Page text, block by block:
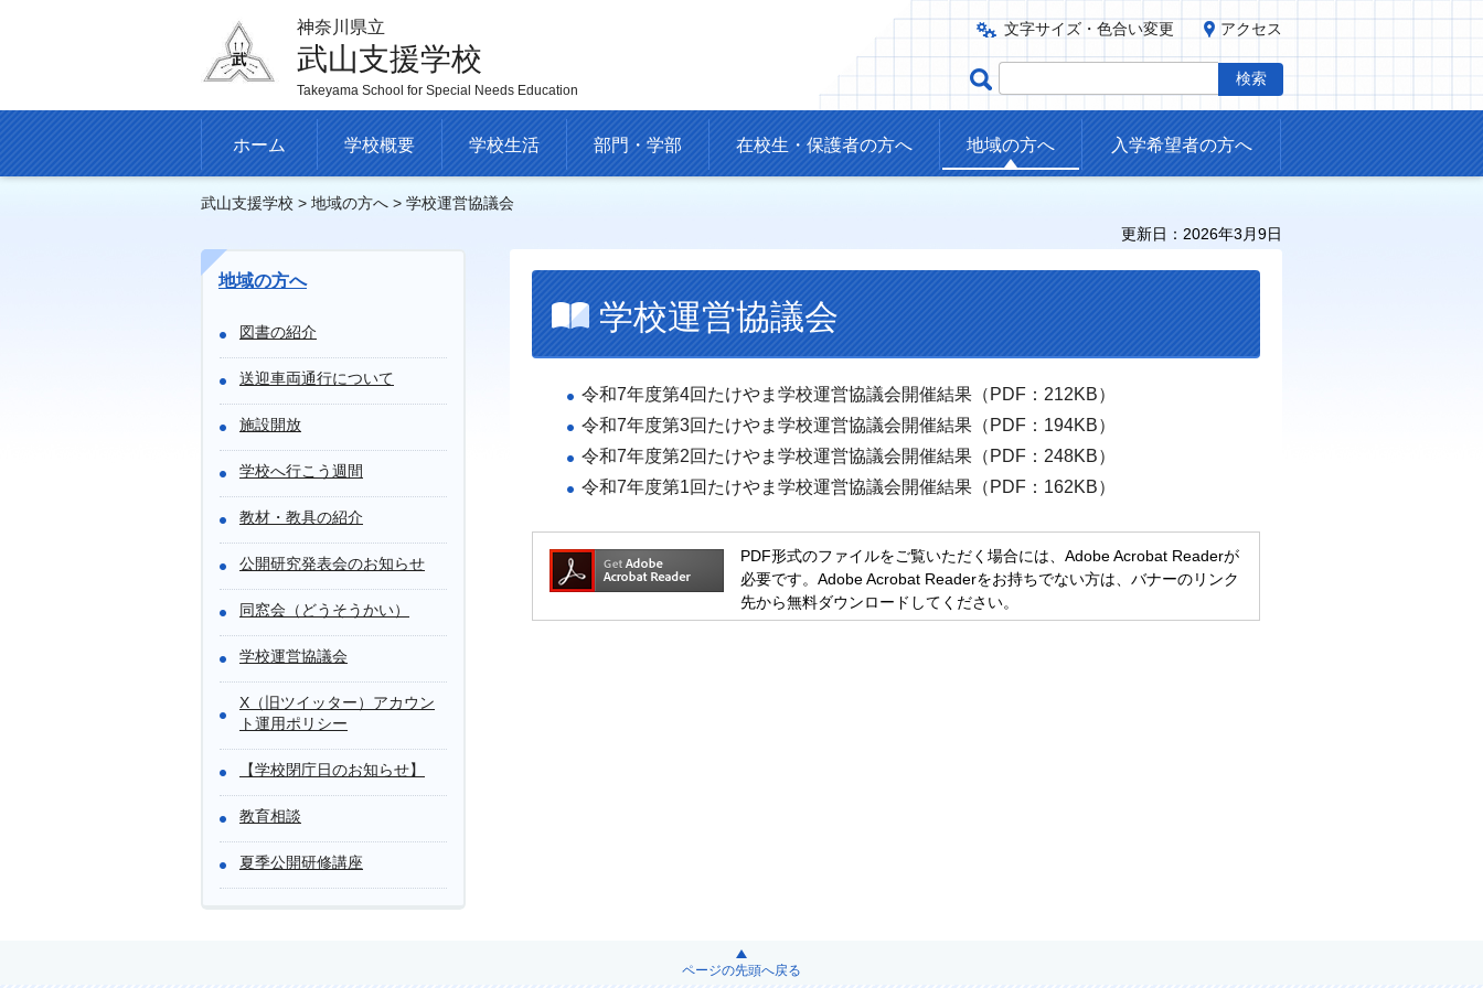
神奈川県立
武山支援学校
Takeyama School for Special Needs Education
文字サイズ・色合い変更 アクセス
ホーム 学校概要 学校生活 部門・学部 在校生・保護者の方へ 地域の方へ 入学希望者の方へ
武山支援学校 > 地域の方へ > 学校運営協議会
更新日：2026年3月9日
地域の方へ
図書の紹介
送迎車両通行について
施設開放
学校へ行こう週間
教材・教具の紹介
公開研究発表会のお知らせ
同窓会（どうそうかい）
学校運営協議会
X（旧ツイッター）アカウン
ト運用ポリシー
【学校閉庁日のお知らせ】
教育相談
夏季公開研修講座
学校運営協議会
令和7年度第4回たけやま学校運営協議会開催結果（PDF：212KB）
令和7年度第3回たけやま学校運営協議会開催結果（PDF：194KB）
令和7年度第2回たけやま学校運営協議会開催結果（PDF：248KB）
令和7年度第1回たけやま学校運営協議会開催結果（PDF：162KB）
PDF形式のファイルをご覧いただく場合には、Adobe Acrobat Readerが
必要です。Adobe Acrobat Readerをお持ちでない方は、バナーのリンク
先から無料ダウンロードしてください。
ページの先頭へ戻る